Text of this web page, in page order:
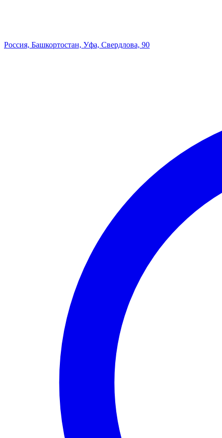
Россия, Башкортостан, Уфа, Свердлова, 90